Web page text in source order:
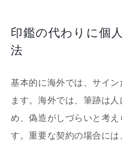
印鑑の代わりに個
法
基本的に海外では、サイ
ます。海外では、筆跡は
め、偽造がしづらいと考
す。重要な契約の場合に